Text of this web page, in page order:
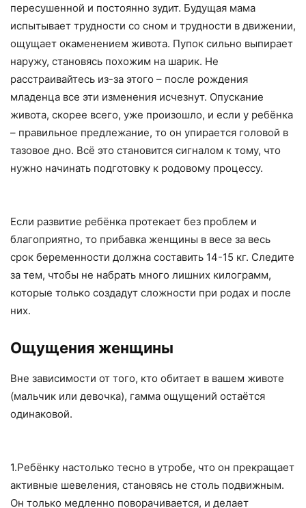
пересушенной и постоянно зудит. Будущая мама
испытывает трудности со сном и трудности в движении,
ощущает окаменением живота. Пупок сильно выпирает
наружу, становясь похожим на шарик. Не
расстраивайтесь из-за этого – после рождения
младенца все эти изменения исчезнут. Опускание
живота, скорее всего, уже произошло, и если у ребёнка
– правильное предлежание, то он упирается головой в
тазовое дно. Всё это становится сигналом к тому, что
нужно начинать подготовку к родовому процессу.
Если развитие ребёнка протекает без проблем и
благоприятно, то прибавка женщины в весе за весь
срок беременности должна составить 14-15 кг. Следите
за тем, чтобы не набрать много лишних килограмм,
которые только создадут сложности при родах и после
них.
Ощущения женщины
Вне зависимости от того, кто обитает в вашем животе
(мальчик или девочка), гамма ощущений остаётся
одинаковой.
1.Ребёнку настолько тесно в утробе, что он прекращает
активные шевеления, становясь не столь подвижным.
Он только медленно поворачивается, и делает